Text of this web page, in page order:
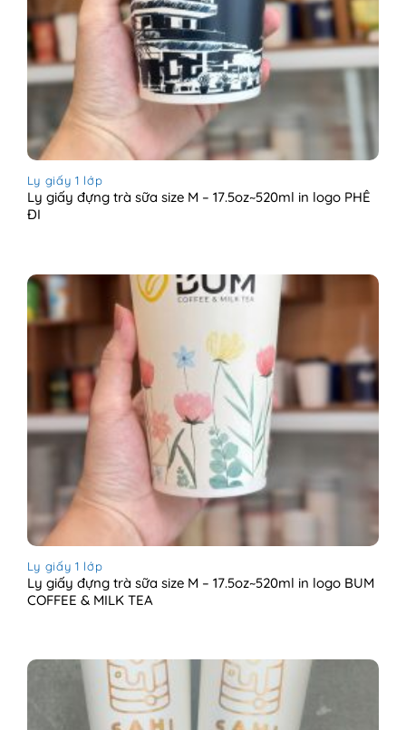
Ly giấy 1 lớp
Ly giấy đựng trà sữa size M – 17.5oz~520ml in logo PHÊ
ĐI
Ly giấy 1 lớp
Ly giấy đựng trà sữa size M – 17.5oz~520ml in logo BUM
COFFEE & MILK TEA